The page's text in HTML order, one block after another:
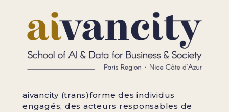
aivancity (trans)forme des individus
engagés, des acteurs responsables de